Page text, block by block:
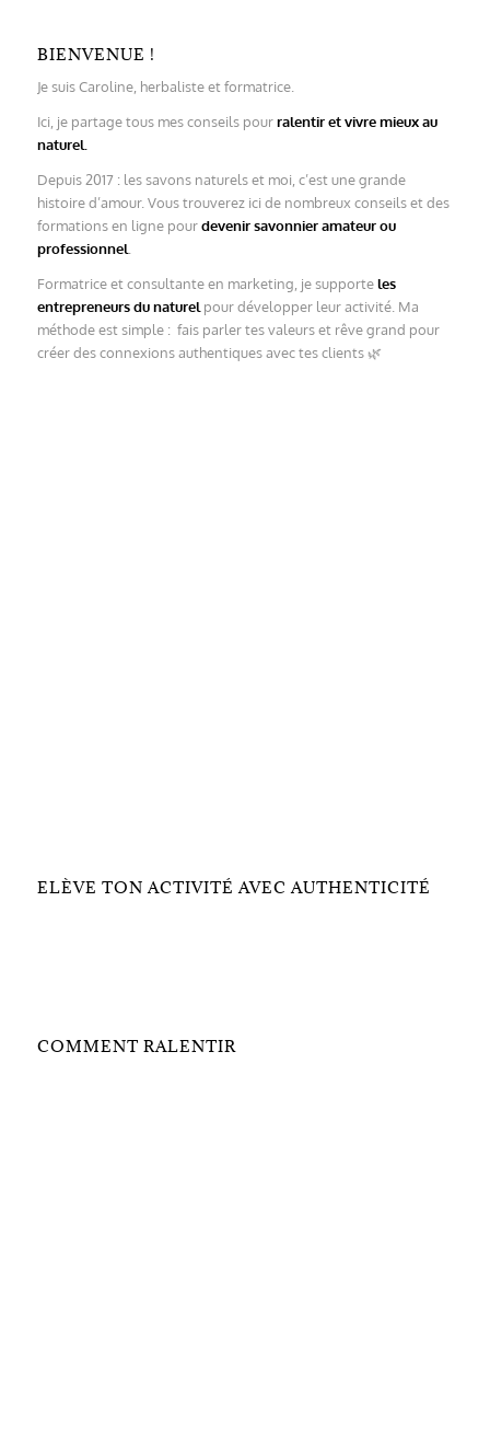
BIENVENUE !
Je suis Caroline, herbaliste et formatrice.
Ici, je partage tous mes conseils pourralentir et vivre mieux au
naturel.
Depuis 2017 : les savons naturels et moi, c’est une grande
histoire d’amour. Vous trouverez ici de nombreux conseils et des
formations en ligne pourdevenir savonnier amateur ou
professionnel.
Formatrice et consultante en marketing, je supporteles
entrepreneurs du naturelpour développer leur activité. Ma
méthode est simple : fais parler tes valeurs et rêve grand pour
créer des connexions authentiques avec tes clients 🌿
ELÈVE TON ACTIVITÉ AVEC AUTHENTICITÉ
COMMENT RALENTIR